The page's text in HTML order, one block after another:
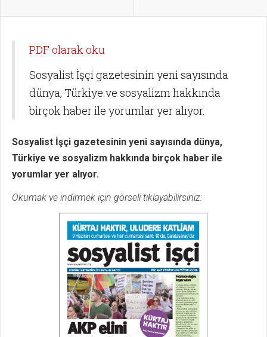
PDF olarak oku
Sosyalist İşçi gazetesinin yeni sayısında
dünya, Türkiye ve sosyalizm hakkında
birçok haber ile yorumlar yer alıyor.
Sosyalist İşçi gazetesinin yeni sayısında dünya,
Türkiye ve sosyalizm hakkında birçok haber ile
yorumlar yer alıyor.
Okumak ve indirmek için görseli tıklayabilirsiniz: